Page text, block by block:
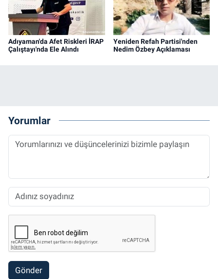
Adıyaman'da Afet Riskleri İRAP
Çalıştayı'nda Ele Alındı
Yeniden Refah Partisi'nden
Nedim Özbey Açıklaması
Yorumlar
Gönder